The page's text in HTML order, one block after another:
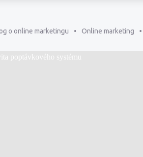
o online marketingu Online marketing